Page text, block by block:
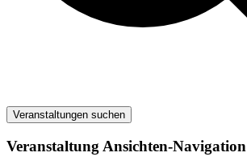
Veranstaltungen suchen
Veranstaltung Ansichten-Navigation